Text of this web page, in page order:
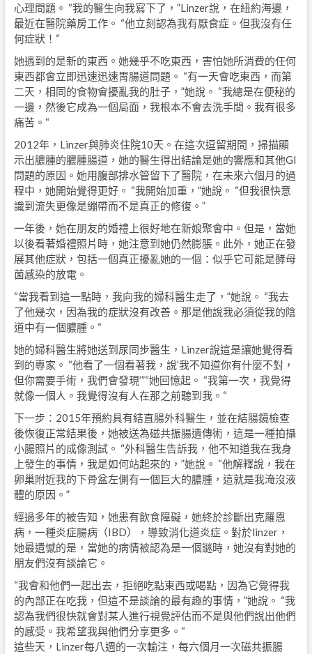
心理問題。 “我的醫生向我寫下了，”Linzer說，在紐約海邊，
最近在醫院藥房工作。 “他立刻認為我有厭食症。但我沒有任
何症狀！“
她遇到的是新的東西。她幾乎不吃東西，害怕她所消費的任何
東西都會立即迅速迅速胃腸道問題。 “有一天會吃東西，而第
二天，相同的食​​物會擾亂我的肚子，”她說。 “我總是在便秘的
一邊，然後它成為一個局面，我根本不會去洗手間。我有很多
痛苦。“
2012年，Linzer與肺炎住院10天。在這次逗留期間，掃描顯
示出膿腫的膿腫腸道，她的醫生得出結論是她的響應和其他GI
問題的原因。她用腹部排水管留下了醫院，在未來六個月的過
程中，她開始覺得更好。 “我開始加重，”她說。 “但我很快意
識到流失更像是繃帶而不是真正的修復。”
一年後，她在朋友的婚禮上很好地在新娘聚會中。但是，當她
以後看著婚禮照片時，她注意到她仍然膨脹。此外，她正在發
展其他症狀，包括一個真正擾亂她的一個：似乎它可能是酵母
菌感染的放電。
“當我看到這一點時，我向我的婦科醫生走了，”她說。 “我去
了他幾次，因為我的症狀沒有改善。那是他說我必須從我的陰
道中有一個膿腫。“
她的婦科醫生將她送到尿同步醫生，Linzer說這是讓她覺得看
到的專家。 “他看了一個看著我，說’我不知道你有什麼不對，
但你需要手術，我們會發現’”“她回憶起。 “我第一次，我覺得
就像一個人。我覺得沒有人在那之前聽到我。“
下一步：2015年預約具有結直腸外科醫生，並在結腸鏡檢查
後恢復正常結果後，她被送為磁共振腸遺傳術，這是一種拍攝
小腸照片的成像測試。 “外科醫生告訴我，他不知道我在我身
上發生的事情，我是如何站起來的，”她說。 “他解釋說，我在
卵巢附近我的下骨盆左側有一個巨大的膿腫，這就是我淹沒液
體的原因。”
經過多年的被告知，她患有飲食障礙，她終於診斷出克羅恩
病，一種炎症腸病（IBD），導致消化道炎症。對於linzer，
她最遺憾的是，當她的病情被認為是一個謎時，她沒有對她的
朋友們沒有談論它。
“我會和他們一起出去，拒絕吃點東西或喝點，因為它覺得我
的內部正在吃我，但這不是談論的最有趣的事情，”她說。 “我
認為我們很快就會對某人進行視覺評估而不是與他們說出他們
的感受。我希望我與他們分享更多。“
這些天，Linzer每八週的一次輸注，每六個月一次磁共振腸